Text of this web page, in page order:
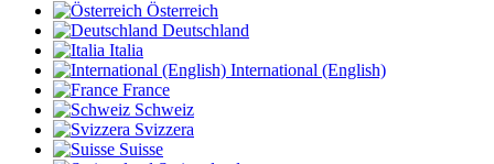
Österreich
Deutschland
Italia
International (English)
France
Schweiz
Svizzera
Suisse